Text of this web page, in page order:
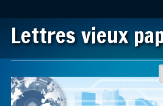
Lettres vieux
Main menu